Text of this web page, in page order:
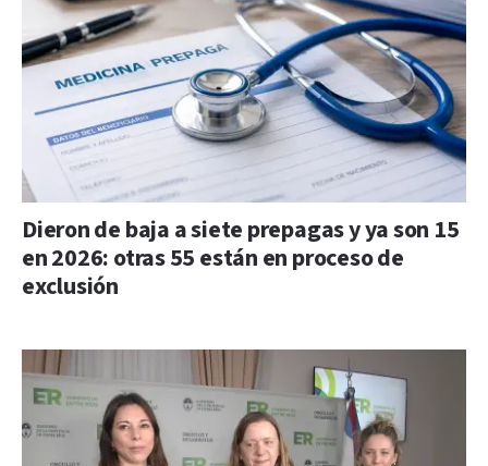
Dieron de baja a siete prepagas y ya son 15
en 2026: otras 55 están en proceso de
exclusión